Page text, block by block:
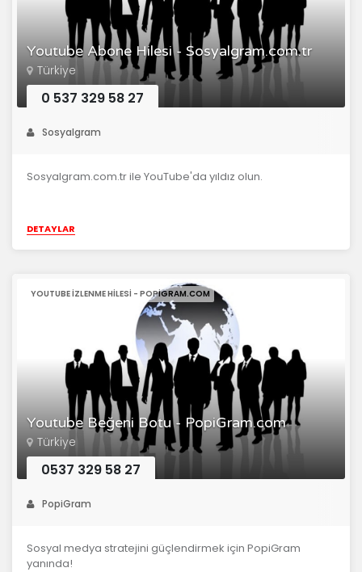
Youtube Abone Hilesi - Sosyalgram.com.tr
Türkiye
0 537 329 58 27
Sosyalgram
Sosyalgram.com.tr ile YouTube'da yıldız olun.
DETAYLAR
Youtube Beğeni Botu - PopiGram.com
YOUTUBE İZLENME HILESI - POPIGRAM.COM
Türkiye
0537 329 58 27
PopiGram
Sosyal medya stratejini güçlendirmek için PopiGram
yanında!